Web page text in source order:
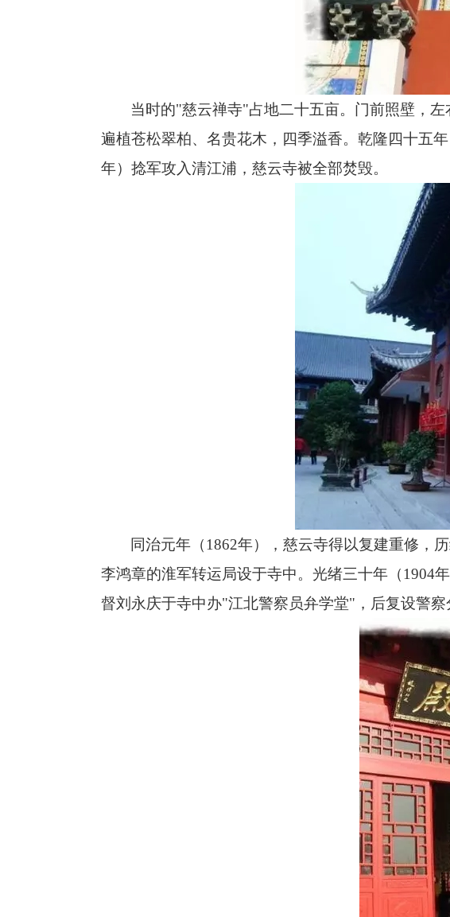
当时的"慈云禅寺"占地二十五亩。门前照壁，
遍植苍松翠柏、名贵花木，四季溢香。乾隆四十五年
年）捻军攻入清江浦，慈云寺被全部焚毁。
同治元年（1862年），慈云寺得以复建重修，
李鸿章的淮军转运局设于寺中。光绪三十年（1904
督刘永庆于寺中办"江北警察员弁学堂"，后复设警察